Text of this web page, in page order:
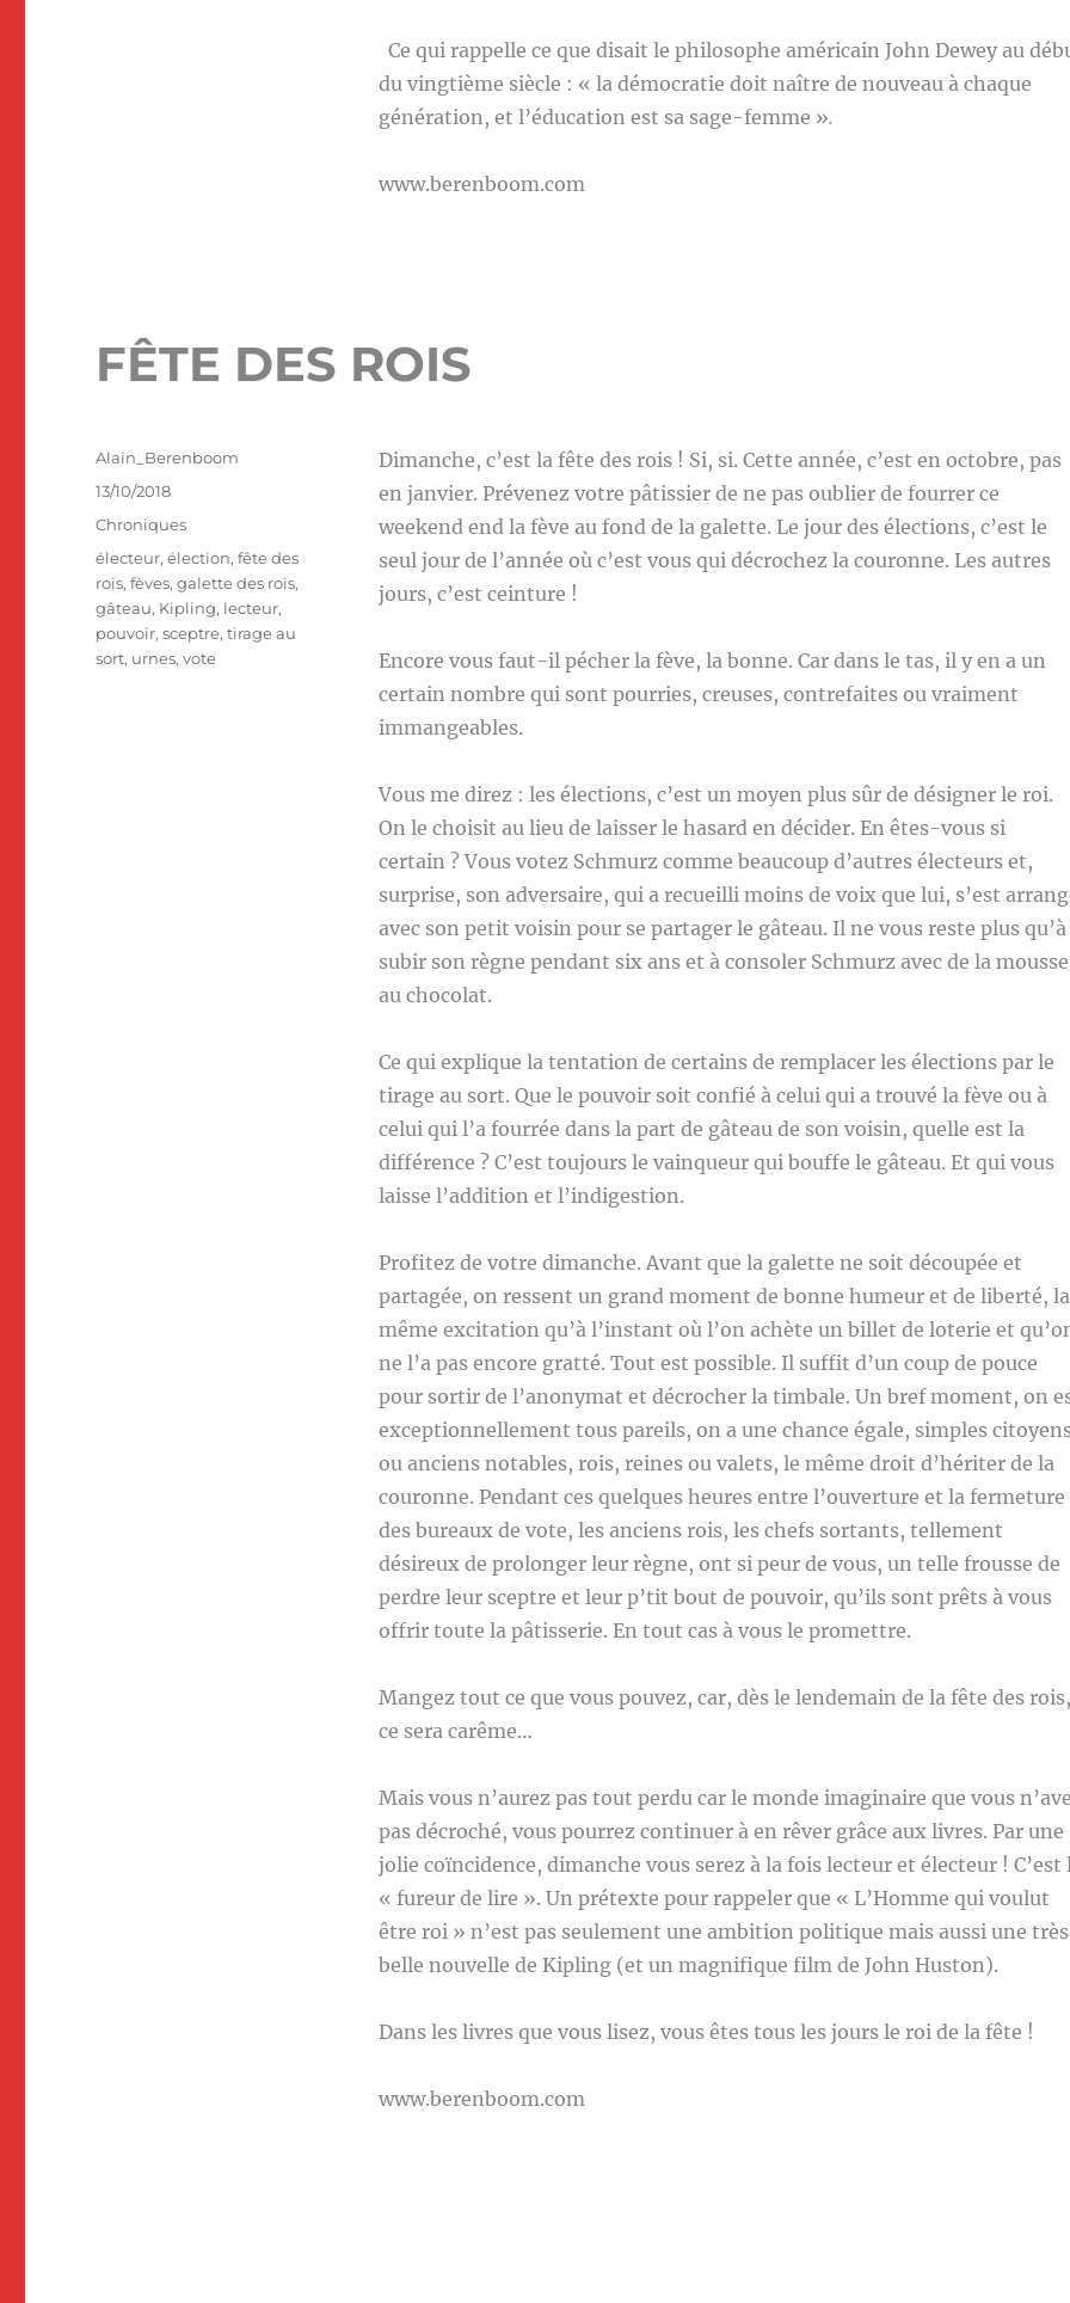
Ce qui rappelle ce que disait le philosophe américain John Dewey au
du vingtième siècle : « la démocratie doit naître de nouveau à chaque
génération, et l’éducation est sa sage-femme ».
www.berenboom.com
FÊTE DES ROIS
Dimanche, c’est la fête des rois ! Si, si. Cette année, c’est en octobre, pas
en janvier. Prévenez votre pâtissier de ne pas oublier de fourrer ce
weekend end la fève au fond de la galette. Le jour des élections, c’est le
seul jour de l’année où c’est vous qui décrochez la couronne. Les autres
jours, c’est ceinture !
Encore vous faut-il pécher la fève, la bonne. Car dans le tas, il y en a un
certain nombre qui sont pourries, creuses, contrefaites ou vraiment
immangeables.
Vous me direz : les élections, c’est un moyen plus sûr de désigner le roi.
On le choisit au lieu de laisser le hasard en décider. En êtes-vous si
certain ? Vous votez Schmurz comme beaucoup d’autres électeurs et,
surprise, son adversaire, qui a recueilli moins de voix que lui, s’est
avec son petit voisin pour se partager le gâteau. Il ne vous reste plus qu’à
subir son règne pendant six ans et à consoler Schmurz avec de la mousse
au chocolat.
Ce qui explique la tentation de certains de remplacer les élections par le
tirage au sort. Que le pouvoir soit confié à celui qui a trouvé la fève ou à
celui qui l’a fourrée dans la part de gâteau de son voisin, quelle est la
différence ? C’est toujours le vainqueur qui bouffe le gâteau. Et qui vous
laisse l’addition et l’indigestion.
Profitez de votre dimanche. Avant que la galette ne soit découpée et
partagée, on ressent un grand moment de bonne humeur et de liberté, la
même excitation qu’à l’instant où l’on achète un billet de loterie et
ne l’a pas encore gratté. Tout est possible. Il suffit d’un coup de pouce
pour sortir de l’anonymat et décrocher la timbale. Un bref moment, on
exceptionnellement tous pareils, on a une chance égale, simples
ou anciens notables, rois, reines ou valets, le même droit d’hériter de la
couronne. Pendant ces quelques heures entre l’ouverture et la fermeture
des bureaux de vote, les anciens rois, les chefs sortants, tellement
désireux de prolonger leur règne, ont si peur de vous, un telle frousse de
perdre leur sceptre et leur p’tit bout de pouvoir, qu’ils sont prêts à vous
offrir toute la pâtisserie. En tout cas à vous le promettre.
Mangez tout ce que vous pouvez, car, dès le lendemain de la fête des rois,
ce sera carême…
Mais vous n’aurez pas tout perdu car le monde imaginaire que vous
pas décroché, vous pourrez continuer à en rêver grâce aux livres. Par une
jolie coïncidence, dimanche vous serez à la fois lecteur et électeur ! C’est
« fureur de lire ». Un prétexte pour rappeler que « L’Homme qui voulut
être roi » n’est pas seulement une ambition politique mais aussi une très
belle nouvelle de Kipling (et un magnifique film de John Huston).
Dans les livres que vous lisez, vous êtes tous les jours le roi de la fête !
www.berenboom.com
Auteur
Alain_Berenboom
Publié
le
13/10/2018
Catégories
Chroniques
Étiquettes
électeur,élection,fête des
rois,fèves,galette des rois,
gâteau, Kipling, lecteur,
pouvoir,sceptre,tirage au
sort, urnes,vote